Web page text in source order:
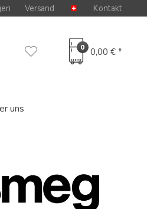
Versand Kontakt
0 0,00 € *
uns